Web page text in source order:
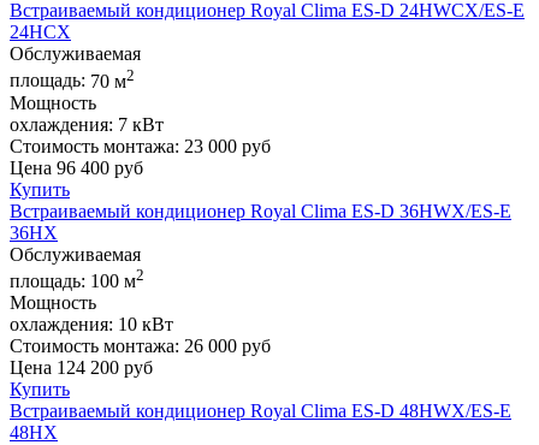
Встраиваемый кондиционер Royal Clima ES-D 24HWCX/ES-E
24HCX
Обслуживаемая
площадь: 70 м2
Мощность
охлаждения: 7 кВт
Стоимость монтажа: 23 000 руб
Цена 96 400 руб
Купить
Встраиваемый кондиционер Royal Clima ES-D 36HWX/ES-E
36HX
Обслуживаемая
площадь: 100 м2
Мощность
охлаждения: 10 кВт
Стоимость монтажа: 26 000 руб
Цена 124 200 руб
Купить
Встраиваемый кондиционер Royal Clima ES-D 48HWX/ES-E
48HX